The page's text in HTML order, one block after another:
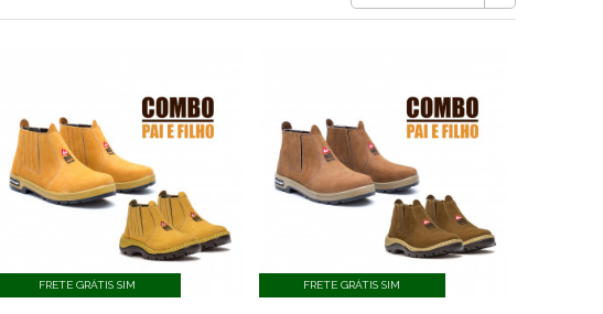
FRETE GRÁTIS SIM FRETE GRÁTIS SIM